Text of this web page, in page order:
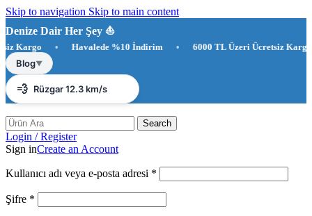
Skip to navigation Skip to main content
Denize Dair Her Şey ⛵️
• Havalede %10 İndirim • 6000 TL Üzeri Ücretsiz Kargo
Blog▼
☀️ Antalya 38°C
💨 Rüzgar 12.3 km/s
💧 Nem %31
Search
Login / Register
Sign inCreate an Account
Kullanıcı adı veya e-posta adresi *
Şifre *